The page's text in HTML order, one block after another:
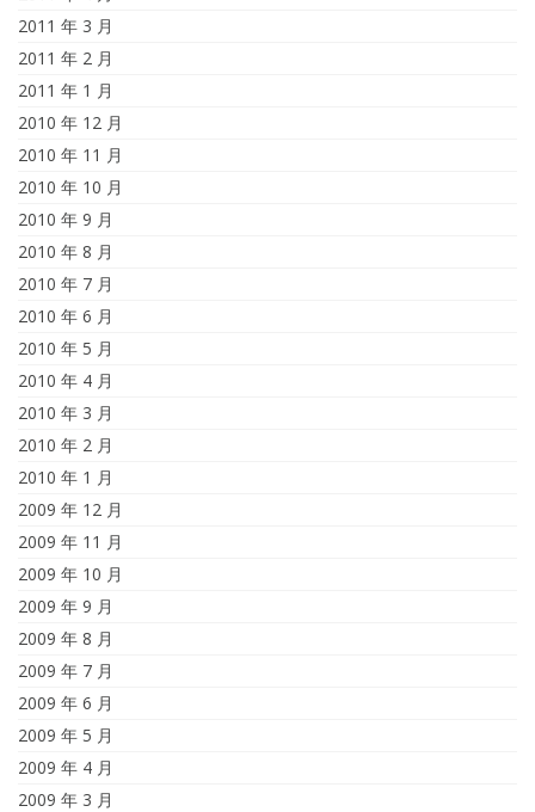
2011 年 3 月
2011 年 2 月
2011 年 1 月
2010 年 12 月
2010 年 11 月
2010 年 10 月
2010 年 9 月
2010 年 8 月
2010 年 7 月
2010 年 6 月
2010 年 5 月
2010 年 4 月
2010 年 3 月
2010 年 2 月
2010 年 1 月
2009 年 12 月
2009 年 11 月
2009 年 10 月
2009 年 9 月
2009 年 8 月
2009 年 7 月
2009 年 6 月
2009 年 5 月
2009 年 4 月
2009 年 3 月